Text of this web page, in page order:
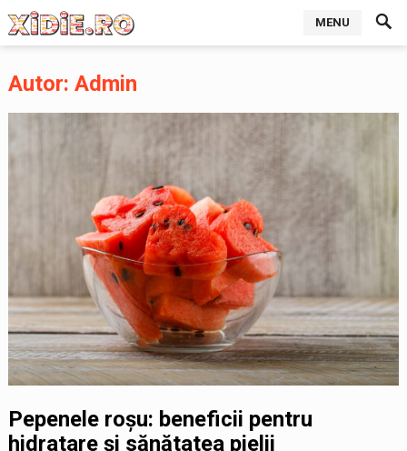
MENU
Autor: Admin
Pepenele roșu: beneficii pentru
hidratare și sănătatea pielii